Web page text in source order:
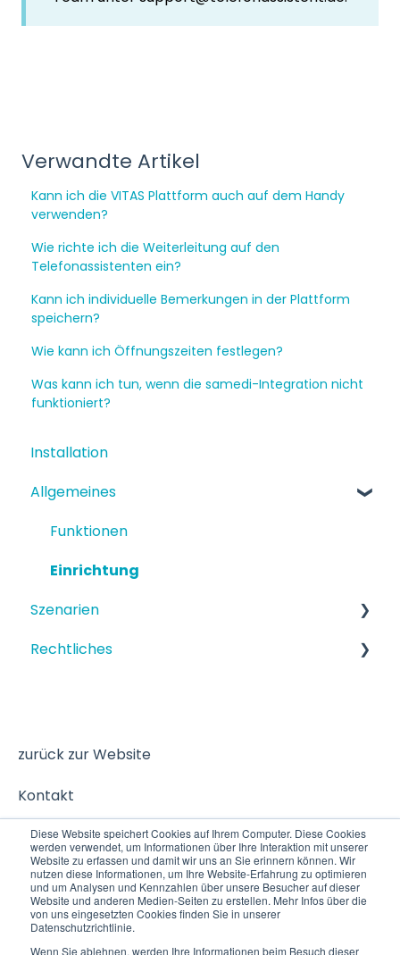
Diese Website speichert Cookies auf Ihrem Computer. Diese Cookies
werden verwendet, um Informationen über Ihre Interaktion mit unserer
Website zu erfassen und damit wir uns an Sie erinnern können. Wir
nutzen diese Informationen, um Ihre Website-Erfahrung zu optimieren
und um Analysen und Kennzahlen über unsere Besucher auf dieser
Website und anderen Medien-Seiten zu erstellen. Mehr Infos über die
von uns eingesetzten Cookies finden Sie in unserer
Datenschutzrichtlinie.
Wenn Sie ablehnen, werden Ihre Informationen beim Besuch dieser
Verwandte Artikel
Kann ich die VITAS Plattform auch auf dem Handy
verwenden?
Wie richte ich die Weiterleitung auf den
Telefonassistenten ein?
Kann ich individuelle Bemerkungen in der Plattform
speichern?
Wie kann ich Öffnungszeiten festlegen?
Was kann ich tun, wenn die samedi-Integration nicht
funktioniert?
Installation
Allgemeines
Funktionen
Einrichtung
Szenarien
Strukturiertes Szenario
Rechtliches
zurück zur Website
Kontakt